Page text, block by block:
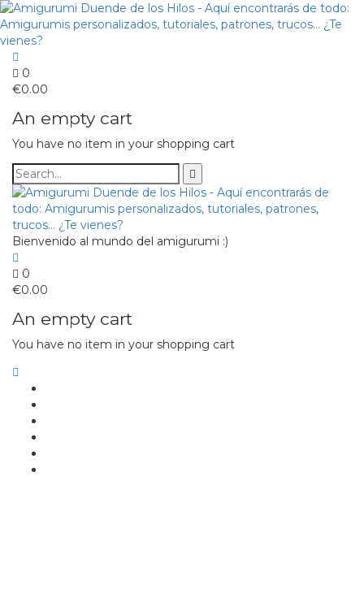
0
€0.00
An empty cart
You have no item in your shopping cart
Bienvenido al mundo del amigurumi :)
0
€0.00
An empty cart
You have no item in your shopping cart